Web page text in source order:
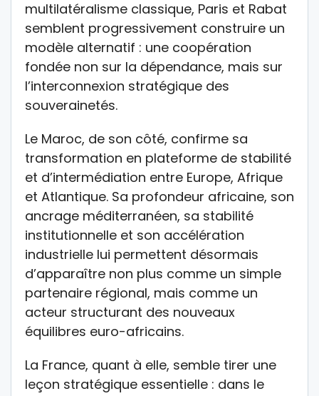
multilatéralisme classique, Paris et Rabat
semblent progressivement construire un
modèle alternatif : une coopération
fondée non sur la dépendance, mais sur
l’interconnexion stratégique des
souverainetés.
Le Maroc, de son côté, confirme sa
transformation en plateforme de stabilité
et d’intermédiation entre Europe, Afrique
et Atlantique. Sa profondeur africaine, son
ancrage méditerranéen, sa stabilité
institutionnelle et son accélération
industrielle lui permettent désormais
d’apparaître non plus comme un simple
partenaire régional, mais comme un
acteur structurant des nouveaux
équilibres euro-africains.
La France, quant à elle, semble tirer une
leçon stratégique essentielle : dans le